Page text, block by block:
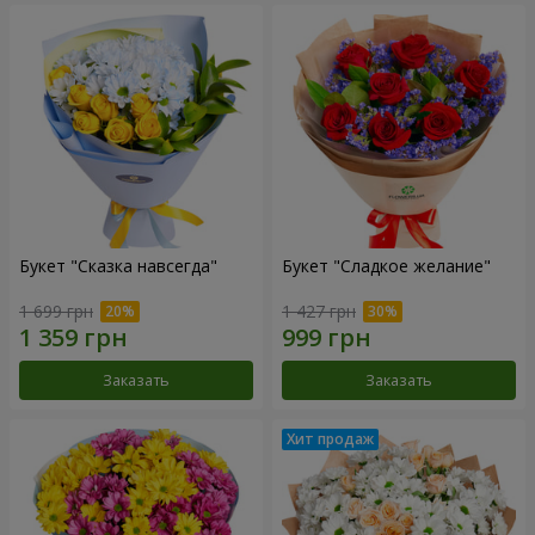
Букет "Сказка навсегда"
1 699 грн
Заказать
Букет "Сладкое желание"
1 427 грн
Заказать